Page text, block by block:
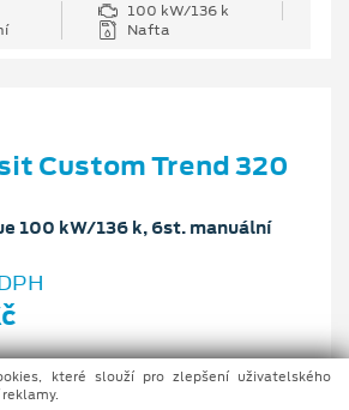
100 kW/136 k
Nafta
Custom Trend 320
100 kW/136 k, 6st. manuální
které slouží pro zlepšení uživatelského